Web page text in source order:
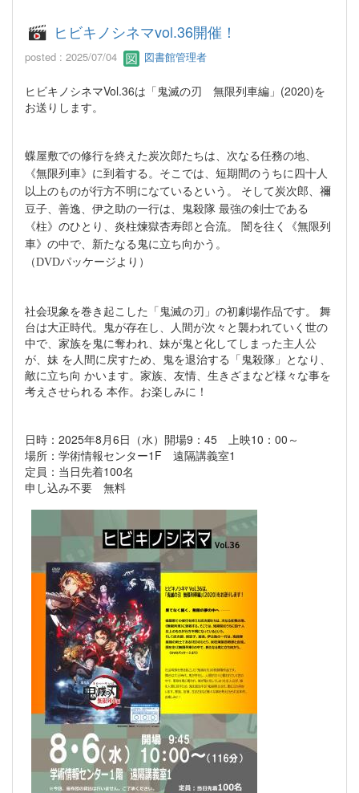
ヒビキノシネマvol.36開催！
posted : 2025/07/04 図書館管理者
ヒビキノシネマVol.36は「鬼滅の刃 無限列車編」(2020)を
お送りします。
蝶屋敷での修行を終えた炭次郎たちは、次なる任務の地、
《無限列車》に到着する。そこでは、短期間のうちに四十人
以上のものが行方不明になているという。 そして炭次郎、禰
豆子、善逸、伊之助の一行は、鬼殺隊 最強の剣士である
《柱》のひとり、炎柱煉獄杏寿郎と合流。 闇を往く《無限列
車》の中で、新たなる鬼に立ち向かう。
（DVDパッケージより）
社会現象を巻き起こした「鬼滅の刃」の初劇場作品です。 舞
台は大正時代。鬼が存在し、人間が次々と襲われていく世の
中で、家族を鬼に奪われ、妹が鬼と化してしまった主人公
が、妹 を人間に戻すため、鬼を退治する「鬼殺隊」となり、
敵に立ち向 かいます。家族、友情、生きざまなど様々な事を
考えさせられる 本作。お楽しみに！
日時：2025年8月6日（水）開場9：45 上映10：00～
場所：学術情報センター1F 遠隔講義室1
定員：当日先着100名
申し込み不要 無料